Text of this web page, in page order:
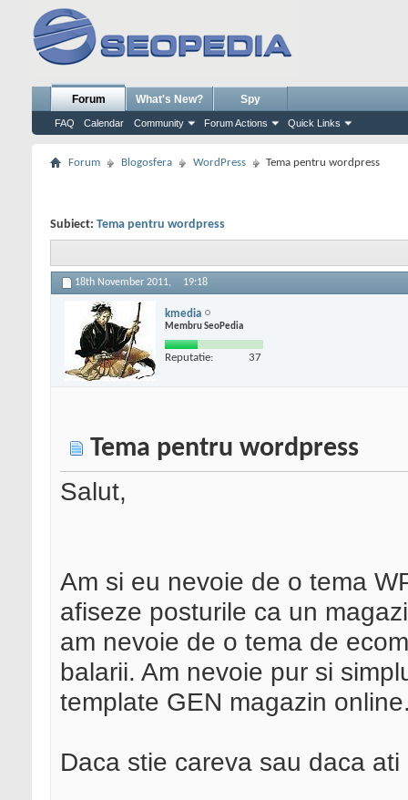
Forum
FAQ Calendar Community Forum Actions Quick Links
What's New? Spy
Forum Blogosfera WordPress Tema pentru wordpress
Subiect: Tema pentru wordpress
18th November 2011, 19:18
kmedia
Membru SeoPedia
Reputatie: 37
Tema pentru wordpress
Salut,
Am si eu nevoie de o tema
afiseze posturile ca un
am nevoie de o tema de
balarii. Am nevoie pur si
template GEN magazin
Daca stie careva sau daca